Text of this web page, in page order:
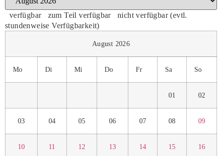
verfügbar zum Teil verfügbar
nicht verfügbar (evtl.
stundenweise Verfügbarkeit)
August 2026
Mo Di Mi Do Fr Sa So
01 02
03 04 05 06 07 08 09
10 11 12 13 14 15 16